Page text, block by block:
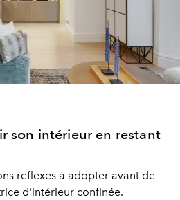
son intérieur en restant
reflexes à adopter avant de
d'intérieur confinée.